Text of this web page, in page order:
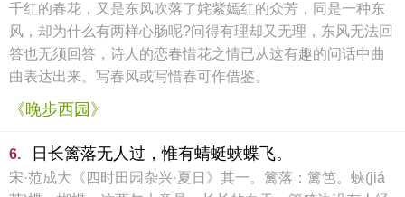
千红的春花，又是东风吹落了姹紫嫣红的众芳，同是一种东
风，却为什么有两样心肠呢?问得有理却又无理，东风无法回
答也无须回答，诗人的恋春惜花之情已从这有趣的问话中曲
曲表达出来。写春风或写惜春可作借鉴。
《晚步西园》
6. 日长篱落无人过，惟有蜻蜓蛱蝶飞。
宋·范成大《四时田园杂兴·夏日》其一。篱落：篱笆。蛱(jiá